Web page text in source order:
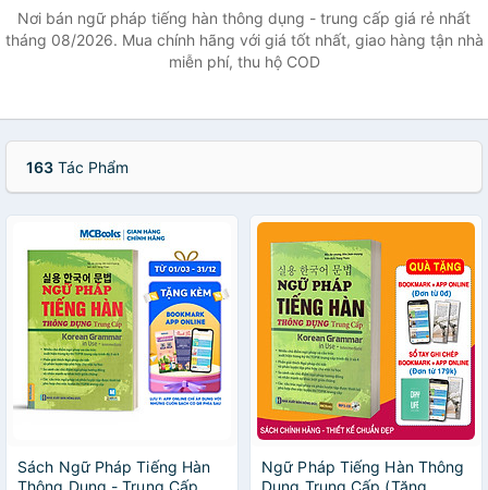
Nơi bán ngữ pháp tiếng hàn thông dụng - trung cấp giá rẻ nhất
tháng 08/2026. Mua chính hãng với giá tốt nhất, giao hàng tận nhà
miễn phí, thu hộ COD
163 Tác Phẩm
Sách Ngữ Pháp Tiếng Hàn
Thông Dụng - Trung Cấp
Ngữ Pháp Tiếng Hàn Thông
Dụng Trung Cấp (Tặng